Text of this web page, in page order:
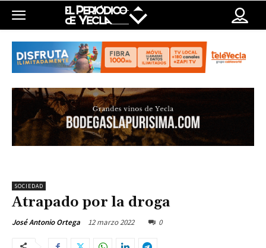
SOCIEDAD
Atrapado por la droga
José Antonio Ortega 12 marzo 2022 0